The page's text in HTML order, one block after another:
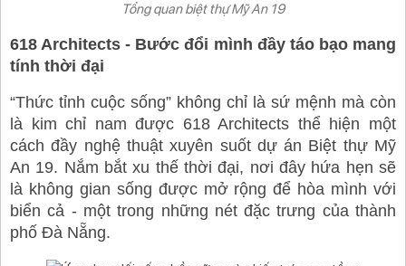
Tổng quan biệt thự Mỹ An 19
618 Architects - Bước đổi mình đầy táo bạo mang
tính thời đại
“Thức tỉnh cuộc sống” không chỉ là sứ mệnh mà còn
là kim chỉ nam được 618 Architects thể hiện một
cách đầy nghệ thuật xuyên suốt dự án Biệt thự Mỹ
An 19. Nắm bắt xu thế thời đại, nơi đây hứa hẹn sẽ
là không gian sống được mở rộng để hòa mình với
biển cả - một trong những nét đặc trưng của thành
phố Đà Nẵng.